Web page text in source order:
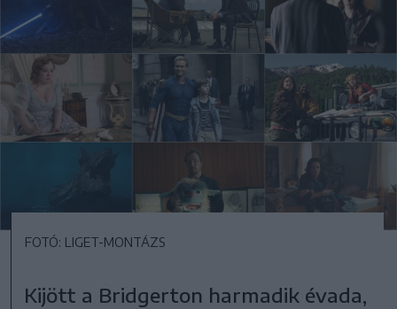
FOTÓ: LIGET-MONTÁZS
Kijött a Bridgerton harmadik évada,